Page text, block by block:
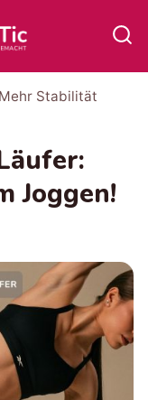
Stabilität
Joggen!